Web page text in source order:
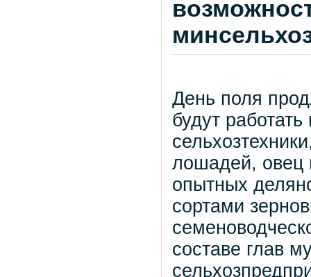
День поля
будут
лошадей, овец
опытных
сортами
составе глав